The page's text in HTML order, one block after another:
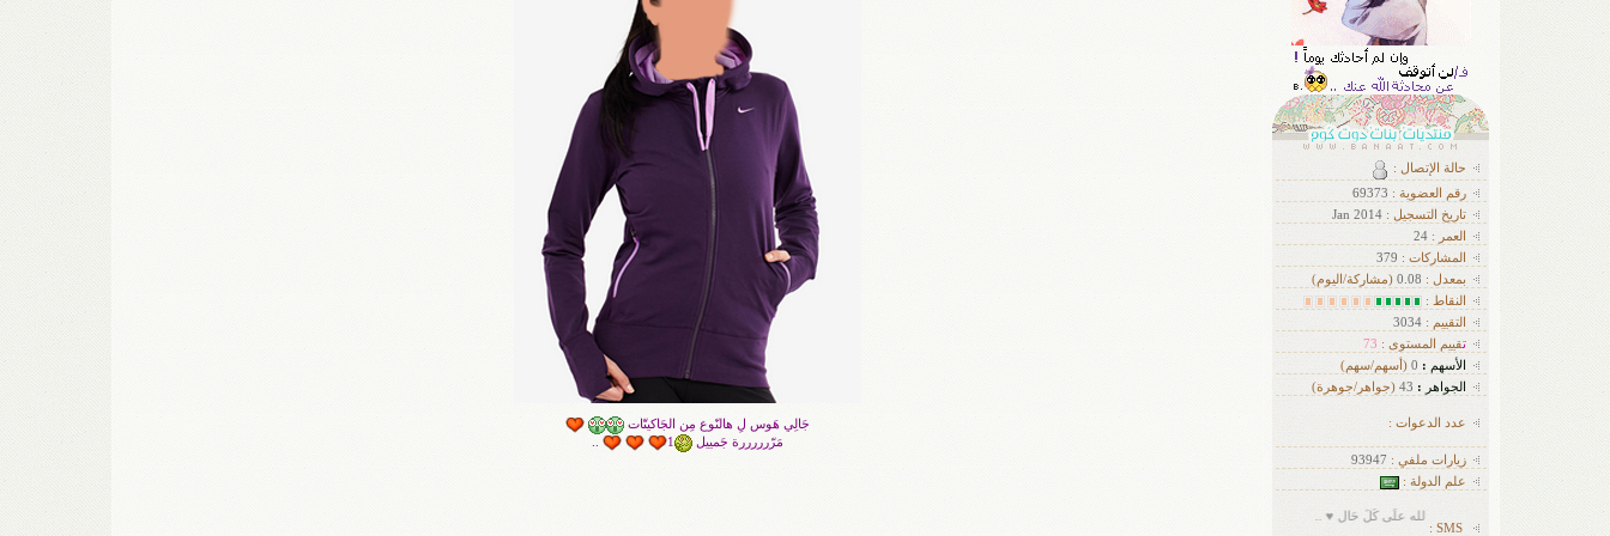
حالة الإتصال :
رقم العضوية : 69373
تاريخ التسجيل :Jan 2014
العمر :24
المشاركات : 379
بمعدل : 0.08 (مشاركة/اليوم)
النقاط :
التقييم :3034
تقييم المستوى : 73
الأسهم :
0 (أسهم/سهم)
الجواهر :
43 (جواهر/جوهرة)
عدد الدعوات :
زيارات ملفي : 93947
علم الدولة :
SMS :
الْحَمدُ لله علَى كُلِّ حَال ♥ ..
جَالِي هَوس لِ هالنّوع مِن الجَاكيتّات
مَرّرررررة جَمييل
1